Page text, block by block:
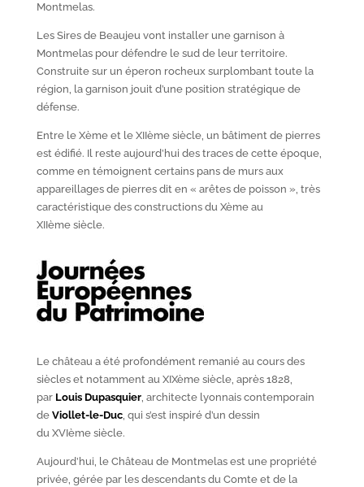
Montmelas.
Les Sires de Beaujeu vont installer une garnison à
Montmelas pour défendre le sud de leur territoire.
Construite sur un éperon rocheux surplombant toute la
région, la garnison jouit d’une position stratégique de
défense.
Entre le Xèmeet le XIIèmesiècle, un bâtiment de pierres
est édifié. Il reste aujourd’hui des traces de cette époque,
comme en témoignent certains pans de murs aux
appareillages de pierres dit en « arêtes de poisson », très
caractéristique des constructions du Xèmeau
XIIèmesiècle.
Le château a été profondément remanié au cours des
siècles et notamment au XIXèmesiècle, après 1828,
par Louis Dupasquier, architecte lyonnais contemporain
de Viollet-le-Duc, qui s’est inspiré d’un dessin
du XVIèmesiècle.
Aujourd’hui, le Château de Montmelas est une propriété
privée, gérée par les descendants du Comte et de la